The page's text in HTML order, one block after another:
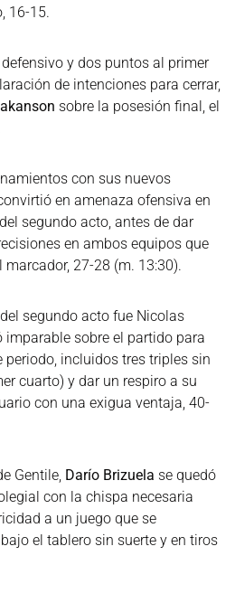
16-15.
y dos puntos al primer
de intenciones para cerrar,
sobre la posesión final, el
con sus nuevos
en amenaza ofensiva en
segundo acto, antes de dar
en ambos equipos que
27-28 (m. 13:30).
segundo acto fue Nicolas
imparable sobre el partido para
incluidos tres triples sin
cuarto) y dar un respiro a su
con una exigua ventaja, 40-
Gentile, Darío Brizuela se quedó
con la chispa necesaria
a un juego que se
el tablero sin suerte y en tiros